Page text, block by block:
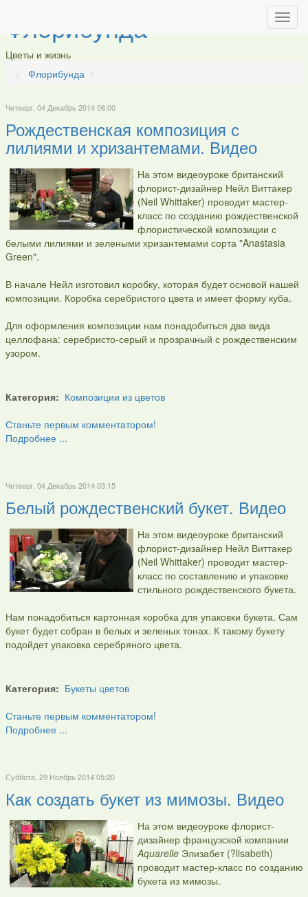
Флорибунда
Цветы и жизнь
Флорибунда
Четверг, 04 Декабрь 2014 06:00
Рождественская композиция с
лилиями и хризантемами. Видео
На этом видеоуроке британский
флорист-дизайнер Нейл Виттакер
(Neil Whittaker) проводит мастер-
класс по созданию рождественской
флористической композиции с
белыми лилиями и зелеными хризантемами сорта "Anastasia
Green".
В начале Нейл изготовил коробку, которая будет основой нашей
композиции. Коробка серебристого цвета и имеет форму куба.
Для оформления композиции нам понадобиться два вида
целлофана: серебристо-серый и прозрачный с рождественским
узором.
Категория: Композиции из цветов
Станьте первым комментатором!
Подробнее ...
Четверг, 04 Декабрь 2014 03:15
Белый рождественский букет. Видео
На этом видеоуроке британский
флорист-дизайнер Нейл Виттакер
(Neil Whittaker) проводит мастер-
класс по составлению и упаковке
стильного рождественского букета.
Нам понадобиться картонная коробка для упаковки букета. Сам
букет будет собран в белых и зеленых тонах. К такому букету
подойдет упаковка серебряного цвета.
Категория: Букеты цветов
Станьте первым комментатором!
Подробнее ...
Суббота, 29 Ноябрь 2014 05:20
Как создать букет из мимозы. Видео
На этом видеоуроке флорист-
дизайнер французской компании
AquarelleЭлизабет (?lisabeth)
проводит мастер-класс по созданию
букета из мимозы.